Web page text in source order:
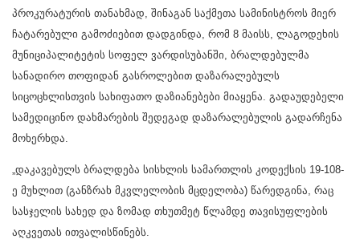
პროკურატურის თანახმად, შინაგან საქმეთა სამინისტროს მიერ
ჩატარებული გამოძიებით დადგინდა, რომ 8 მაისს, ლაგოდეხის
მუნიციპალიტეტის სოფელ ვარდისუბანში, ბრალდებულმა
სანადირო თოფიდან გასროლებით დაზარალებულს
სიცოცხლისთვის სახიფათო დაზიანებები მიაყენა. გადაუდებელი
სამედიცინო დახმარების შედეგად დაზარალებულის გადარჩენა
მოხერხდა.
„დაკავებულს ბრალდება სისხლის სამართლის კოდექსის 19-108-
ე მუხლით (განზრახ მკვლელობის მცდელობა) წარედგინა, რაც
სასჯელის სახედ და ზომად თხუთმეტ წლამდე თავისუფლების
აღკვეთას ითვალისწინებს.